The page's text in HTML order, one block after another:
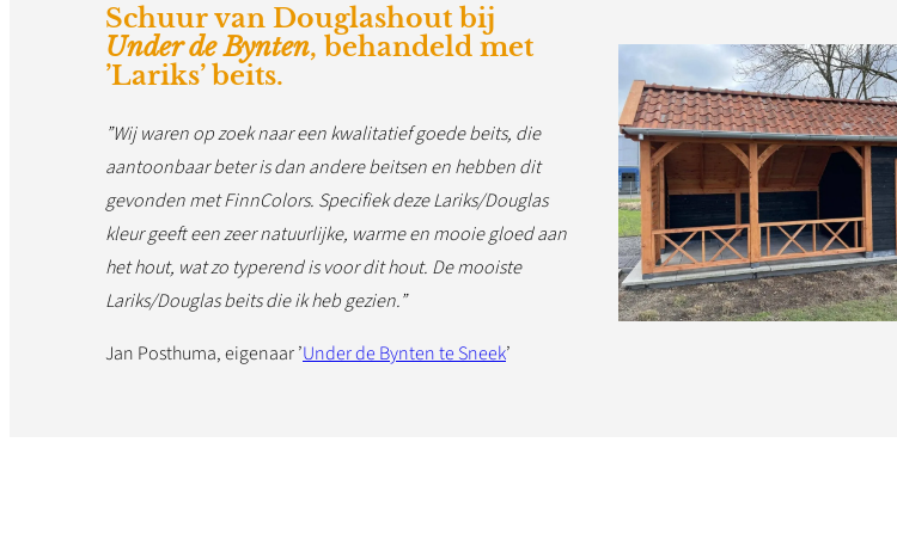
Schuur van Douglashout bij
Under de Bynten, behandeld met
’Lariks’ beits.
”Wij waren op zoek naar een kwalitatief goede beits, die
aantoonbaar beter is dan andere beitsen en hebben dit
gevonden met FinnColors. Specifiek deze Lariks/Douglas
kleur geeft een zeer natuurlijke, warme en mooie gloed aan
het hout, wat zo typerend is voor dit hout. De mooiste
Lariks/Douglas beits die ik heb gezien.”
Jan Posthuma, eigenaar ’Under de Bynten te Sneek’